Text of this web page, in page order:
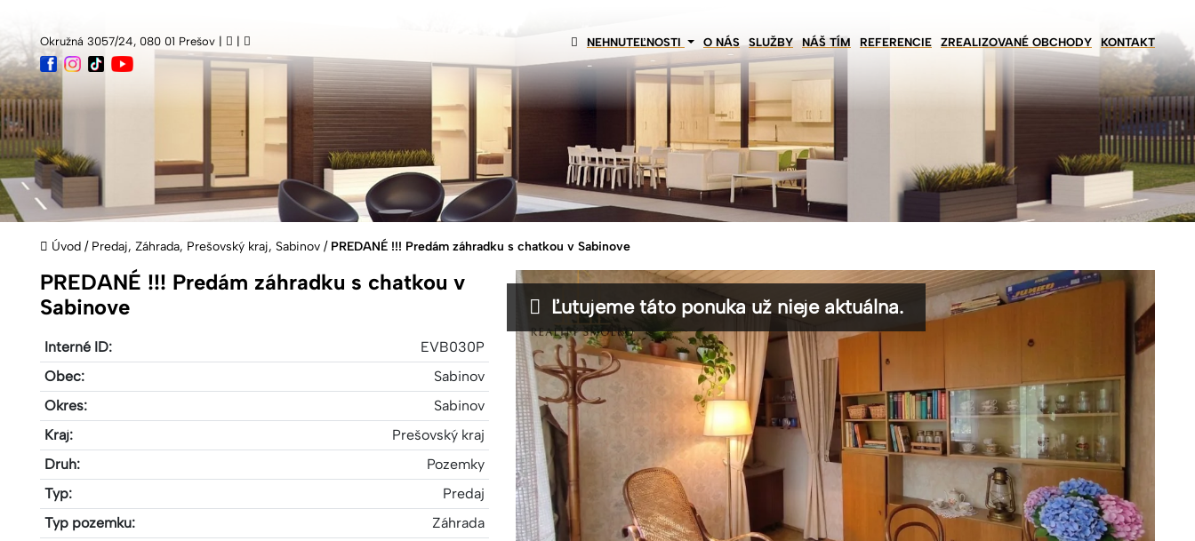
NEHNUTEĽNOSTI O NÁS SLUŽBY NÁŠ TÍM REFERENCIE ZREALIZOVANÉ OBCHODY KONTAKT
Okružná 3057/24, 080 01 Prešov |
Úvod / Predaj, Záhrada, Prešovský kraj, Sabinov /PREDANÉ !!! Predám záhradku s chatkou v Sabinove
PREDANÉ !!! Predám záhradku s chatkou v
Sabinove
Interné ID:
EVB030P
Obec:
Sabinov
Okres:
Sabinov
Kraj:
Prešovský kraj
Druh:
Pozemky
Typ:
Predaj
Typ pozemku:
Záhrada
Ľutujeme táto ponuka už nieje aktuálna.